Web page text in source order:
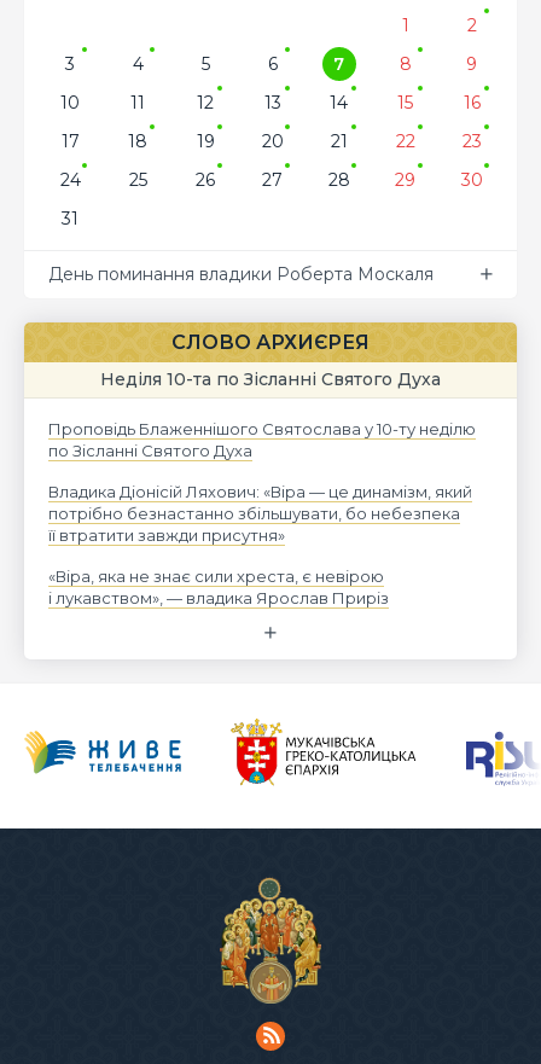
1
2
3
4 5 6 7 8
9
10
11 12 13 14 15
16
17
18 19 20 21 22
23
24
25 26 27 28 29
30
31
День поминання владики Роберта Москаля
СЛОВО АРХИЄРЕЯ
Неділя 10-та по Зісланні Святого Духа
Проповідь Блаженнішого Святослава у 10-ту неділю
по Зісланні Святого Духа
Владика Діонісій Ляхович: «Віра — це динамізм, який
потрібно безнастанно збільшувати, бо небезпека
її втратити завжди присутня»
«Віра, яка не знає сили хреста, є невірою
і лукавством», — владика Ярослав Приріз